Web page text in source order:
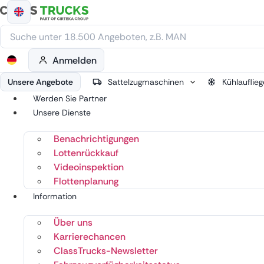
Zum
Inhalt
springen
Anmelden
Unsere Angebote Sattelzugmaschinen
Werden Sie Partner
Unsere Dienste
Benachrichtigungen
Lottenrückkauf
Videoinspektion
Flottenplanung
Information
Über uns
Karrierechancen
ClassTrucks-Newsletter